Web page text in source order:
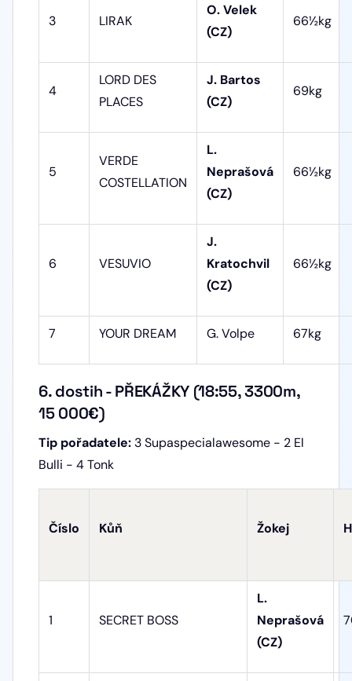
3 LIRAK
O. Velek
(CZ)
66½kg
4
LORD DES
PLACES
J. Bartos
(CZ)
69kg
5
VERDE
COSTELLATION
L.
Neprašová
(CZ)
66½kg
6 VESUVIO
J.
Kratochvil
(CZ)
66½kg
7 YOUR DREAM G. Volpe 67kg
6. dostih - PŘEKÁŽKY (18:55, 3300m,
15 000€)
Tip pořadatele: 3 Supaspecialawesome - 2 El
Bulli - 4 Tonk
Číslo Kůň Žokej
1 SECRET BOSS
L.
Neprašová
(CZ)